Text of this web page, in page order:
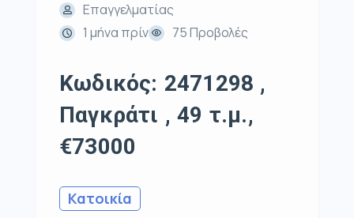
Επαγγελματίας
1 μήνα πρίν
75 Προβολές
Κωδικός: 2471298 ,
Παγκράτι , 49 τ.μ.,
€73000
Κατοικία